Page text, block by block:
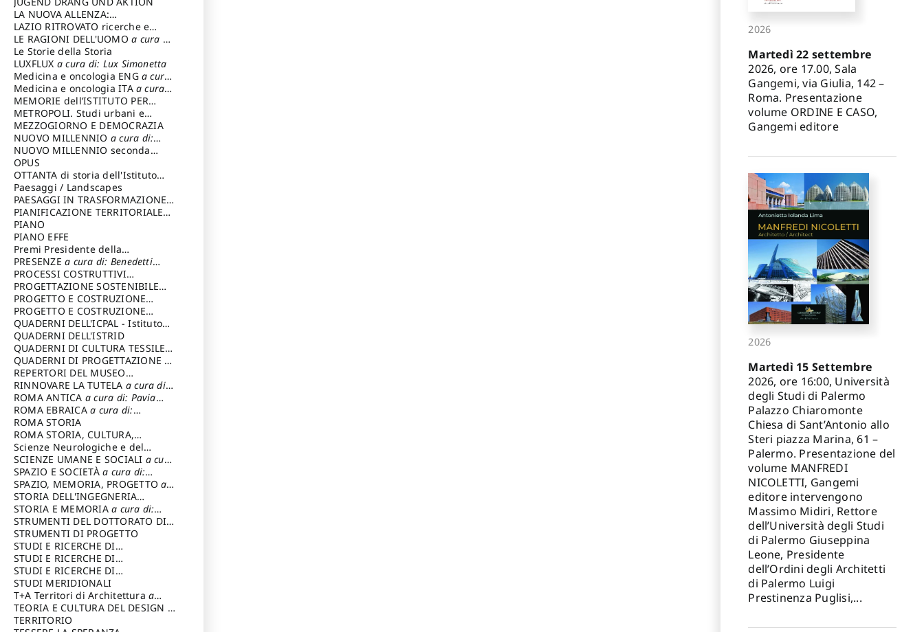
LA NUOVA ALLENZA:
ARCHITETTURA & AMBIENTE
LAZIO RITROVATO ricerche e
restauri
LE RAGIONI DELL'UOMOa cura di:
Lombardi Satriani Luigi
Le Storie della Storia
LUXFLUX a cura di: Lux Simonetta
Medicina e oncologia ENG a cura
di: Lopez Massimo
Medicina e oncologia ITA a cura
di: Lopez Massimo
MEMORIE dell’ISTITUTO PER
STORIA DEL RISORGIMENTO
METROPOLI. Studi urbani e
regionali
MEZZOGIORNO E DEMOCRAZIA
NUOVO MILLENNIO a cura di:
Capaldo Pellegrino
NUOVO MILLENNIO seconda
serie
Francesco
OPUS
OTTANTA di storia dell'Istituto
storia dell’Istitutoa cura di:
Cavalieri Patrizia
Paesaggi / Landscapes
PAESAGGI IN TRASFORMAZIONEa
cura di: Corti Enrico A.
PIANIFICAZIONE TERRITORIALE
URBANISTICA ED AMBIENTALE
cura di: Costa Enrico
PIANO
PIANO EFFE
Premi Presidente della
Repubblica
PRESENZEa cura di: Benedetti
Sandro
PROCESSI COSTRUTTIVI
DELL'ARCHITETTURAa cura di:
Ippoliti Alessandro
PROGETTAZIONE SOSTENIBILE
PARTECIPATA
PROGETTO E COSTRUZIONE
DELL’ARCHITETTURA
PROGETTO E COSTRUZIONE
SOSTENIBILE
QUADERNI DELL'ICPAL - Istituto
centrale per il restauro e la
conservazione del patrimonio
archivistico e librario
QUADERNI DELL'ISTRID
QUADERNI DI CULTURA TESSILEa
cura di: Crispolti Livia
QUADERNI DI PROGETTAZIONE a
cura di: Giura Longo Tommaso
REPERTORI DEL MUSEO
CENTRALE DEL RISORGIMENTOa
cura di: Pizzo Marco
RINNOVARE LA TUTELA a cura di:
Cicalò Enrico
ROMA ANTICA a cura di: Pavia
Carlo
ROMA EBRAICAa cura di:
Procaccia Claudio
ROMA STORIA
ROMA STORIA, CULTURA,
IMMAGINEa cura di: Fagiolo
Marcello
Scienze Neurologiche e del
Comportamento
SCIENZE UMANE E SOCIALI a cura
di: Iannizzi Salvatore
SPAZIO E SOCIETÀa cura di:
Cassetti Roberto
SPAZIO, MEMORIA, PROGETTOa
cura di: Rossi Massimo
STORIA DELL'INGEGNERIA
STRUTTURALE IN ITALIAa cura di:
Poretti Sergio
STORIA E MEMORIAa cura di:
Rossi Lauro
STRUMENTI DEL DOTTORATO DI
RICERCA IN RILIEVO E
RAPPRESENTAZIONE
DELL’ARCHITETTURA E
DELL’AMBIENTEa cura di: Migliari
Riccardo
STRUMENTI DI PROGETTO
STUDI E RICERCHE DI
ARCHEOLOGIA IN SICILIA
di: Pelagatti Paola
STUDI E RICERCHE DI
ARCHITETTURA del Dipartimento
di Architettura Università degli
Studi G. d' Annunzio
STUDI E RICERCHE DI
ARCHITETTURA del Dipartimento
di Architettura Università degli
Studi G. d' Annunzio, Chieti-
Pescaraa cura di: Fusero Paolo
STUDI MERIDIONALI
T+A Territori di Architetturaa
cura di: Ramazzotti Luigi
TEORIA E CULTURA DEL DESIGN a
cura di: Furlanis Giuseppe
TERRITORIO
2026
Martedì 22 settembre
2026, ore 17.00, Sala
Gangemi, via Giulia, 142 –
Roma. Presentazione
volume ORDINE E CASO,
Gangemi editore
2026
Martedì 15 Settembre
2026, ore 16:00, Università
degli Studi di Palermo
Palazzo Chiaromonte
Chiesa di Sant’Antonio allo
Steri piazza Marina, 61 –
Palermo. Presentazione del
volume MANFREDI
NICOLETTI, Gangemi
editore intervengono
Massimo Midiri, Rettore
dell’Università degli Studi
di Palermo Giuseppina
Leone, Presidente
dell’Ordini degli Architetti
di Palermo Luigi
Prestinenza Puglisi,...